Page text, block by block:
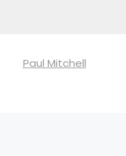
Paul Mitchell